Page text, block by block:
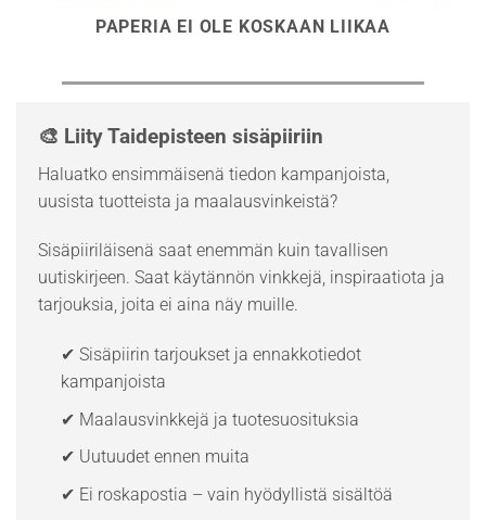
PAPERIA EI OLE KOSKAAN LIIKAA
🎨 Liity Taidepisteen sisäpiiriin
Haluatko ensimmäisenä tiedon kampanjoista,
uusista tuotteista ja maalausvinkeistä?
Sisäpiiriläisenä saat enemmän kuin tavallisen
uutiskirjeen. Saat käytännön vinkkejä, inspiraatiota ja
tarjouksia, joita ei aina näy muille.
✔ Sisäpiirin tarjoukset ja ennakkotiedot
kampanjoista
✔ Maalausvinkkejä ja tuotesuosituksia
✔ Uutuudet ennen muita
✔ Ei roskapostia – vain hyödyllistä sisältöä